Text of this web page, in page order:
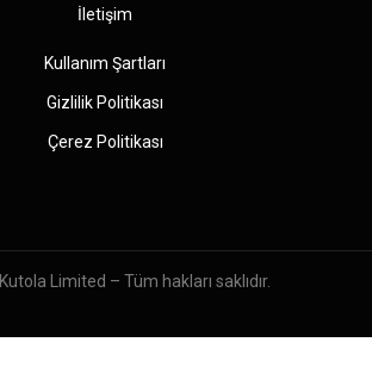
İletişim
Kullanım Şartları
Gizlilik Politikası
Çerez Politikası
Kutola Limited – Tüm hakları saklıdır.